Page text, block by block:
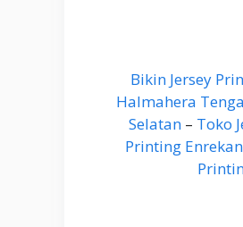
Bikin Jersey
Halmahera
Selatan– Toko
Printing